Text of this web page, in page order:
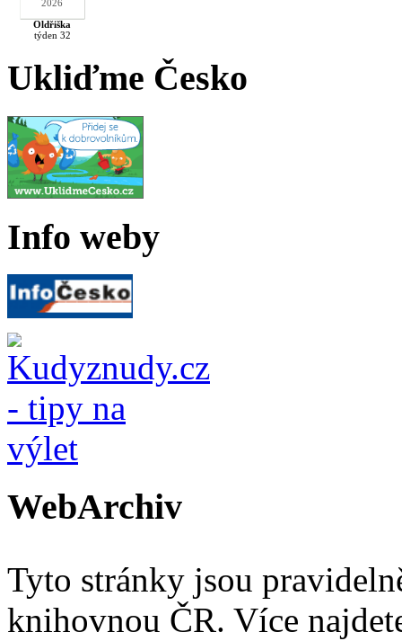
2026
Oldřiška
týden 32
Ukliďme Česko
Info weby
WebArchiv
Tyto stránky jsou
knihovnou ČR. Více